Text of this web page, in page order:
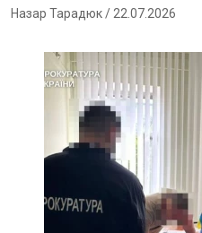
Назар Тарадюк/ 22.07.2026